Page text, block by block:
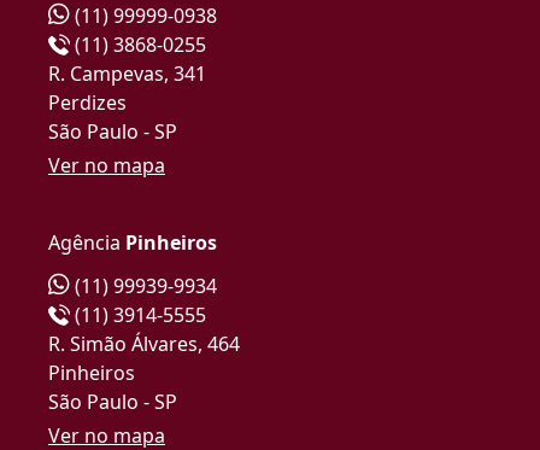
(11) 99999-0938
(11) 3868-0255
R. Campevas, 341
Perdizes
São Paulo - SP
Ver no mapa
Agência Pinheiros
(11) 99939-9934
(11) 3914-5555
R. Simão Álvares, 464
Pinheiros
São Paulo - SP
Ver no mapa